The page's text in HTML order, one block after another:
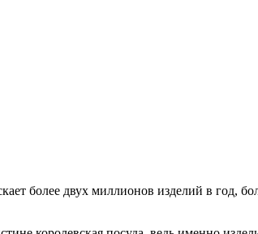
более двух миллионов изделий в год,